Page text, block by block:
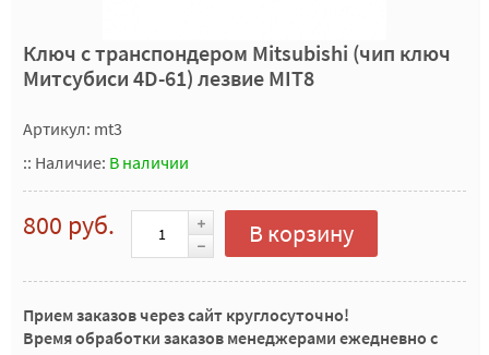
Ключ с транспондером Mitsubishi (чип ключ
Митсубиси 4D-61) лезвие MIT8
Артикул: mt3
:: Наличие: В наличии
800 руб. В корзину
Прием заказов через сайт круглосуточно!
Время обработки заказов менеджерами ежедневно с